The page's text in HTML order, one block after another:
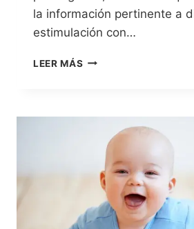
la información pertinente a
estimulación con…
LEER MÁS